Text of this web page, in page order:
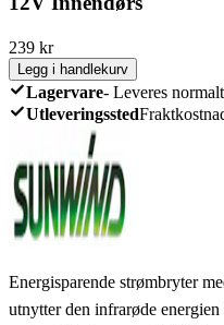
239 kr
Legg i handlekurv
Lagervare- Leveres
Utleveringssted
Energisparende strømbryter
utnytter den infrarøde